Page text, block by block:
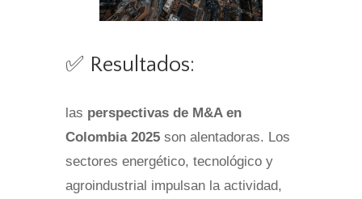
✅ Resultados:
las perspectivas de M&A en
Colombia 2025son alentadoras. Los
sectores energético, tecnológico y
agroindustrial impulsan la actividad,